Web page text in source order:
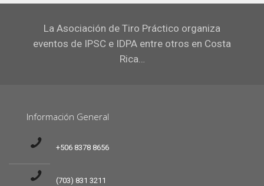
La Asociación de Tiro Práctico organiza
eventos de IPSC e IDPA entre otros en Costa
Rica…
Información General
+506 8378 8656
(703) 831 3211